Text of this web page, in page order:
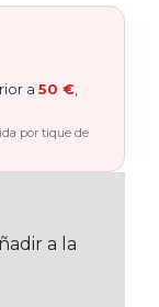
a 50 €
por tique de
a la